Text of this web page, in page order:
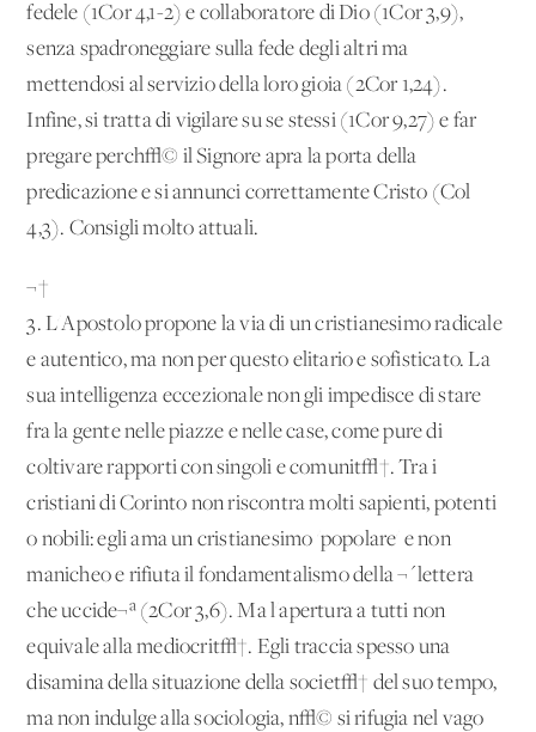
fedele (1Cor 4,1-2) e collaboratore di Dio (1Cor 3,9),
senza spadroneggiare sulla fede degli altri ma
mettendosi al servizio della loro gioia (2Cor 1,24).
Infine, si tratta di vigilare su se stessi (1Cor 9,27) e far
pregare perch√© il Signore apra la porta della
predicazione e si annunci correttamente Cristo (Col
4,3). Consigli molto attuali.
¬†
3. L'Apostolo propone la via di un cristianesimo radicale
e autentico, ma non per questo elitario e sofisticato. La
sua intelligenza eccezionale non gli impedisce di stare
fra la gente nelle piazze e nelle case, come pure di
coltivare rapporti con singoli e comunit√†. Tra i
cristiani di Corinto non riscontra molti sapienti, potenti
o nobili: egli ama un cristianesimo 'popolare' e non
manicheo e rifiuta il fondamentalismo della ¬´lettera
che uccide¬ª (2Cor 3,6). Ma l'apertura a tutti non
equivale alla mediocrit√†. Egli traccia spesso una
disamina della situazione della societ√† del suo tempo,
ma non indulge alla sociologia, n√© si rifugia nel vago